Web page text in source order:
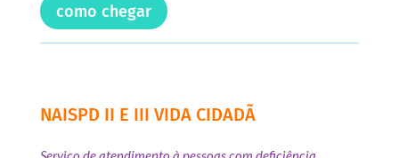
como chegar
NAISPD II E III VIDA CIDADÃ